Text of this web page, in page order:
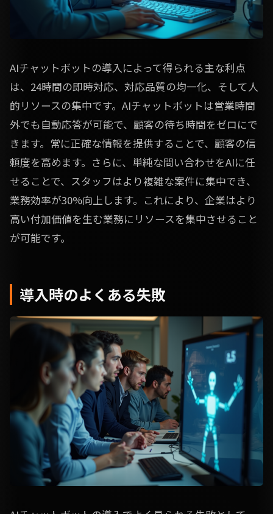
AIチャットボットの導入によって得られる主な利点
は、24時間の即時対応、対応品質の均一化、そして人
的リソースの集中です。AIチャットボットは営業時間
外でも自動応答が可能で、顧客の待ち時間をゼロにで
きます。常に正確な情報を提供することで、顧客の信
頼度を高めます。さらに、単純な問い合わせをAIに任
せることで、スタッフはより複雑な案件に集中でき、
業務効率が30%向上します。これにより、企業はより
高い付加価値を生む業務にリソースを集中させること
が可能です。
導入時のよくある失敗